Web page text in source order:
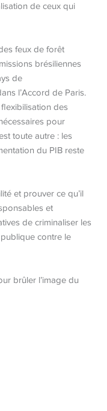
de ceux qui
feux de forêt
brésiliennes
de
l’Accord de Paris.
des
pour
toute autre : les
du PIB reste
et prouver ce qu’il
et
de criminaliser les
contre le
brûler l’image du